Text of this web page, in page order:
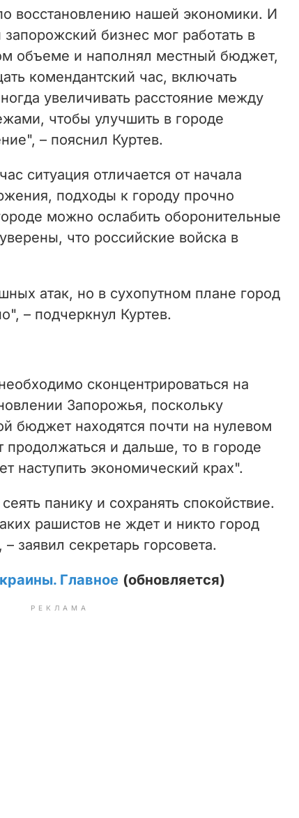
i
d
e
o
восстановлению нашей экономики. И
бизнес мог работать в
объеме и наполнял местный бюджет,
комендантский час, включать
увеличивать расстояние между
чтобы улучшить в городе
– пояснил Куртев.
ситуация отличается от начала
подходы к городу прочно
можно ослабить оборонительные
что российские войска в
атак, но в сухопутном плане город
– подчеркнул Куртев.
сконцентрироваться на
Запорожья, поскольку
бюджет находятся почти на нулевом
продолжаться и дальше, то в городе
наступить экономический крах".
панику и сохранять спокойствие.
рашистов не ждет и никто город
заявил секретарь горсовета.
Главное (обновляется)
РЕКЛАМА